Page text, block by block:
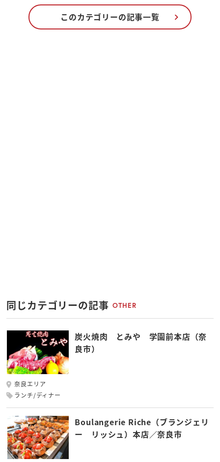
このカテゴリーの記事一覧
同じカテゴリーの記事 OTHER
炭火焼肉 とみや 学園前本店（奈
良市）
奈良エリア
ランチ/ディナー
Boulangerie Riche（ブランジェリ
ー リッシュ）本店／奈良市